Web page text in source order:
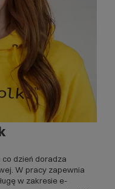
co dzień doradza
W pracy zapewnia
w zakresie e-